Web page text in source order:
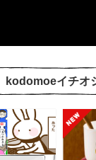
kodomoeイチオ